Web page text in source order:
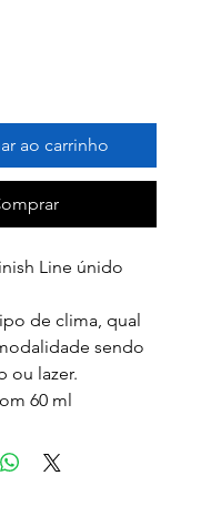
ao carrinho
Line únido
de clima, qual
sendo
ou lazer.
60 ml